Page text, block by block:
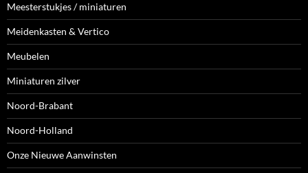
Meesterstukjes / miniaturen
Meidenkasten & Vertico
Meubelen
Miniaturen zilver
Noord-Brabant
Noord-Holland
Onze Nieuwe Aanwinsten